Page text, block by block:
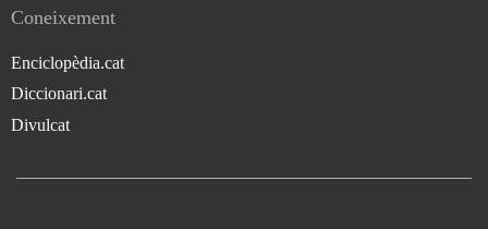
Coneixement
Enciclopèdia.cat
Diccionari.cat
Divulcat